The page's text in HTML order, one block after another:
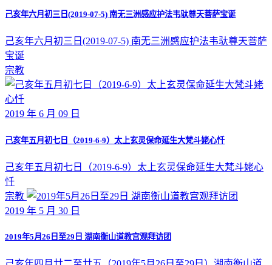
己亥年六月初三日(2019-07-5) 南无三洲感应护法韦驮尊天菩萨宝诞
己亥年六月初三日(2019-07-5) 南无三洲感应护法韦驮尊天菩萨
宝诞
宗教
2019 年 6 月 09 日
己亥年五月初七日（2019-6-9）太上玄灵保命延生大梵斗姥心忏
己亥年五月初七日（2019-6-9）太上玄灵保命延生大梵斗姥心
忏
宗教
2019 年 5 月 30 日
2019年5月26日至29日 湖南衡山道教宫观拜访团